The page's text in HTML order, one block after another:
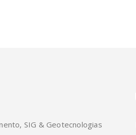
SIG & Geotecnologias